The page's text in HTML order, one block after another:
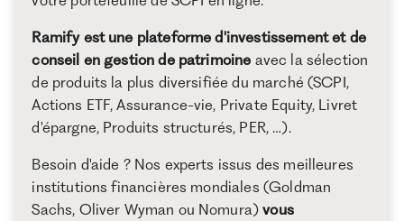
Ramify est une plateforme d'investissement et de
conseil en gestion de patrimoine avec la sélection
de produits la plus diversifiée du marché (SCPI,
Actions ETF, Assurance-vie, Private Equity, Livret
d'épargne, Produits structurés, PER, …).
Besoin d'aide ? Nos experts issus des meilleures
institutions financières mondiales (Goldman
Sachs, Oliver Wyman ou Nomura)vous